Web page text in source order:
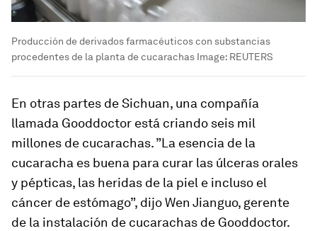
Producción de derivados farmacéuticos con substancias
procedentes de la planta de cucarachas Image: REUTERS
En otras partes de Sichuan, una compañía
llamada Gooddoctor está criando seis mil
millones de cucarachas. ”La esencia de la
cucaracha es buena para curar las úlceras orales
y pépticas, las heridas de la piel e incluso el
cáncer de estómago”, dijo Wen Jianguo, gerente
de la instalación de cucarachas de Gooddoctor.